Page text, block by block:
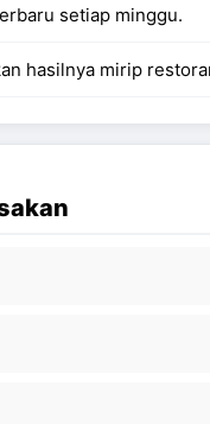
setiap minggu.
hasilnya mirip